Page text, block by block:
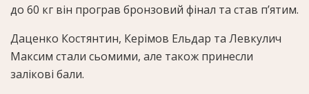
до 60 кг він програв бронзовий фінал та став п’ятим.
Даценко Костянтин, Керімов Ельдар та Левкулич
Максим стали сьомими, але також принесли
залікові бали.